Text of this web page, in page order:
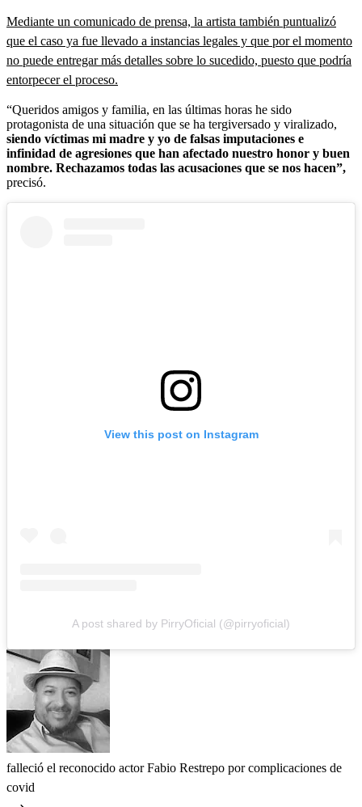
Mediante un comunicado de prensa, la artista también puntualizó
que el caso ya fue llevado a instancias legales y que por el momento
no puede entregar más detalles sobre lo sucedido, puesto que podría
entorpecer el proceso.
“Queridos amigos y familia, en las últimas horas he sido
protagonista de una situación que se ha tergiversado y viralizado,
siendo víctimas mi madre y yo de falsas imputaciones e
infinidad de agresiones que han afectado nuestro honor y buen
nombre. Rechazamos todas las acusaciones que se nos hacen”,
precisó.
View this post on Instagram
A post shared by PirryOficial (@pirryoficial)
falleció el reconocido actor Fabio Restrepo por complicaciones de
covid